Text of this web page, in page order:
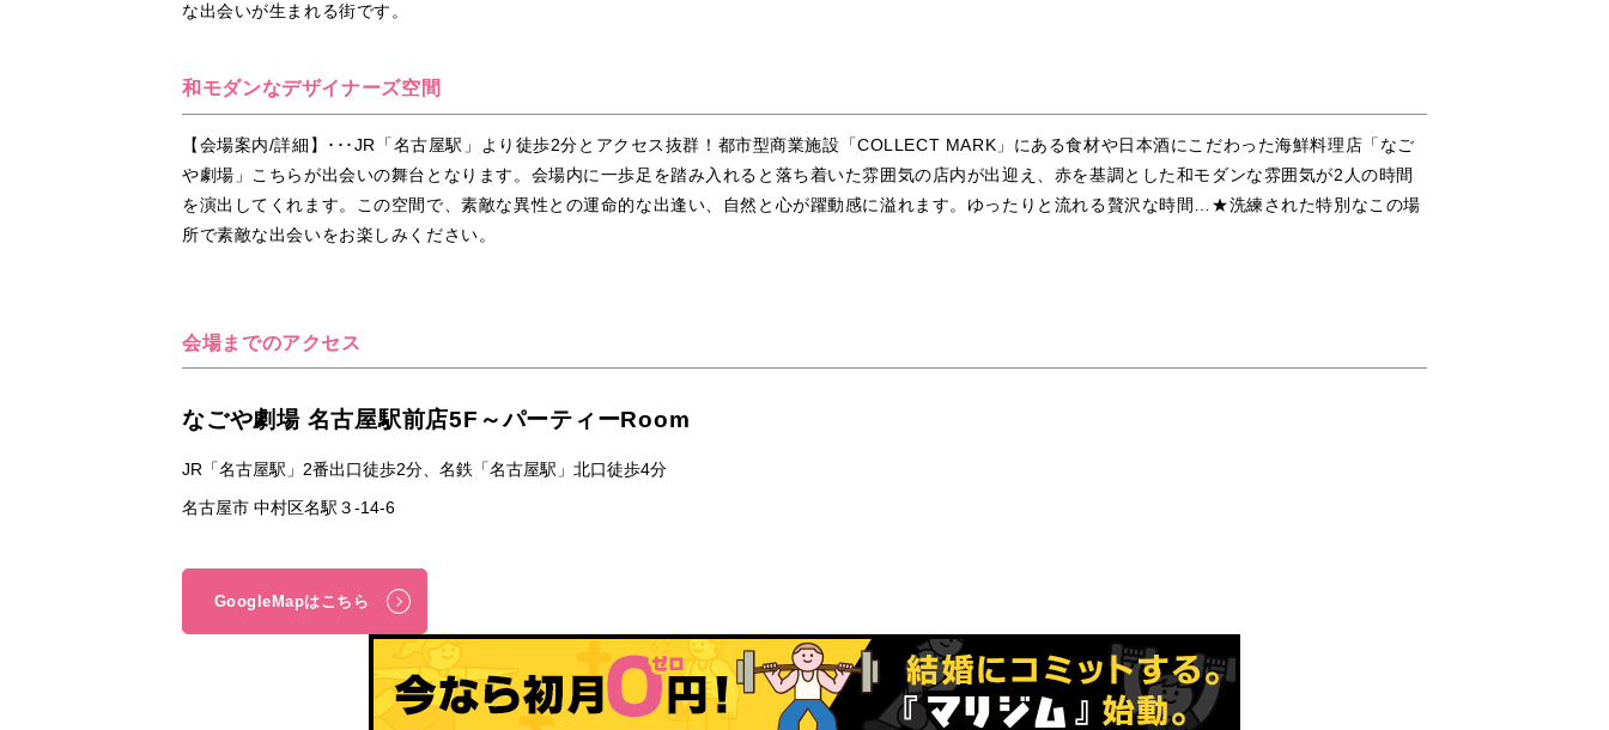
な出会いが生まれる街です。
和モダンなデザイナーズ空間
【会場案内/詳細】･･･JR「名古屋駅」より徒歩2分とアクセス抜群！都市型商業施設「COLLECT MARK」にある食材や日本酒にこだわった海鮮料理店「なご
や劇場」こちらが出会いの舞台となります。会場内に一歩足を踏み入れると落ち着いた雰囲気の店内が出迎え、赤を基調とした和モダンな雰囲気が2人の時間
を演出してくれます。この空間で、素敵な異性との運命的な出逢い、自然と心が躍動感に溢れます。ゆったりと流れる贅沢な時間…★洗練された特別なこの場
所で素敵な出会いをお楽しみください。
会場までのアクセス
なごや劇場 名古屋駅前店5F～パーティーRoom
JR「名古屋駅」2番出口徒歩2分、名鉄「名古屋駅」北口徒歩4分
名古屋市 中村区名駅３-14-6
GoogleMapはこちら